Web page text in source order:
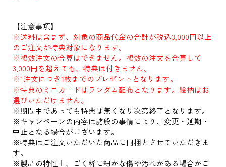
【注意事項】
※送料は含まず、対象の商品代金の合計が税込3,000円以上
のご注文が特典対象になります。
※複数注文の合算はできません。複数の注文を合算して
3,000円を超えても、特典は付きません。
※1注文につき1枚までのプレゼントとなります。
※特典のミニカードはランダム配布となります。絵柄はお
選びいただけません。
※期間中であっても特典は無くなり次第終了となります。
※キャンペーンの内容は諸般の事情により、変更・延期・
中止となる場合がございます。
※特典はご注文いただいた商品に同梱とさせていただきま
す。
※製品の特性上、ごく稀に細かな傷や汚れがある場合がご